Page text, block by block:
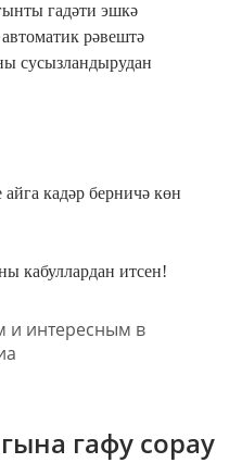
гадәти эшкә
рәвештә
сусызландырудан
айга кадәр берничә көн
кабуллардан итсен!
и интересным в
гафу сорау